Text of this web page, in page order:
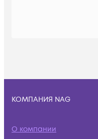
КОМПАНИЯ NAG
О компании